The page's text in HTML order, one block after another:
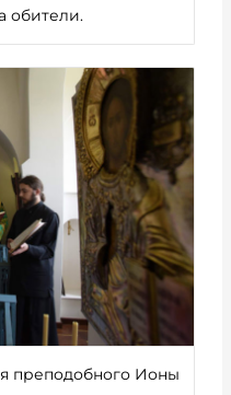
обители.
преподобного Ионы